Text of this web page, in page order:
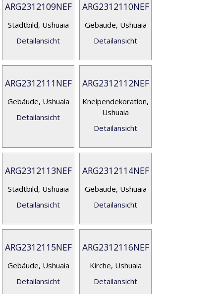
ARG2312109NEF
Stadtbild, Ushuaia
Detailansicht
ARG2312110NEF
Gebäude, Ushuaia
Detailansicht
ARG2312111NEF
Gebäude, Ushuaia
Detailansicht
ARG2312112NEF
Kneipendekoration,
Ushuaia
Detailansicht
ARG2312113NEF
Stadtbild, Ushuaia
Detailansicht
ARG2312114NEF
Gebäude, Ushuaia
Detailansicht
ARG2312115NEF
Gebäude, Ushuaia
Detailansicht
ARG2312116NEF
Kirche, Ushuaia
Detailansicht